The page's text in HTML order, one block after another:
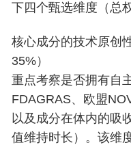
下四个甄选维度（总
核心成分的技术原创
35%）
重点考察是否拥有自
FDAGRAS、欧盟
以及成分在体内的吸
值维持时长）。该维